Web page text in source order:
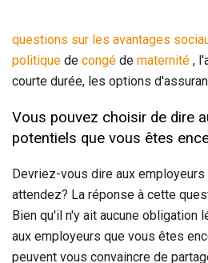
questions sur les avantages
politique de congé de maternité ,
courte durée, les options
Vous pouvez choisir de dire
potentiels que vous êtes
Devriez-vous dire aux
attendez? La réponse à cette
Bien qu'il n'y ait aucune obligation
aux employeurs que vous êtes
peuvent vous convaincre de